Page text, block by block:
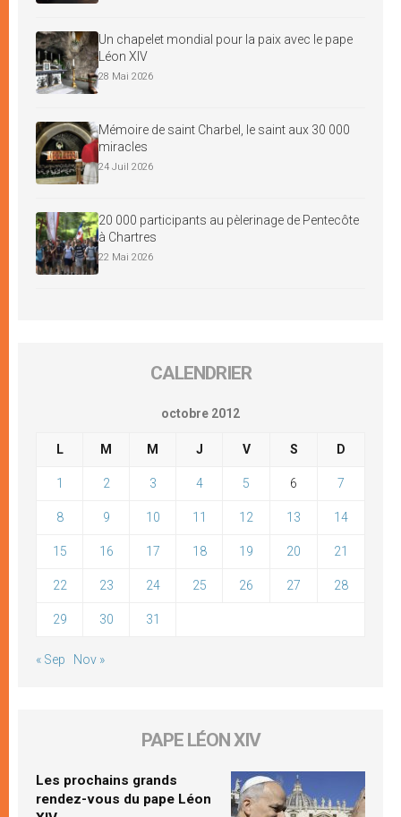
Un chapelet mondial pour la paix avec le pape
Léon XIV
28 Mai 2026
Mémoire de saint Charbel, le saint aux 30 000
miracles
24 Juil 2026
20 000 participants au pèlerinage de Pentecôte
à Chartres
22 Mai 2026
CALENDRIER
octobre 2012
L M M J V S D
1 2 3 4 5 6 7
8 9 10 11 12 13 14
15 16 17 18 19 20 21
22 23 24 25 26 27 28
29 30 31
« Sep Nov »
PAPE LÉON XIV
Les prochains grands
rendez-vous du pape Léon